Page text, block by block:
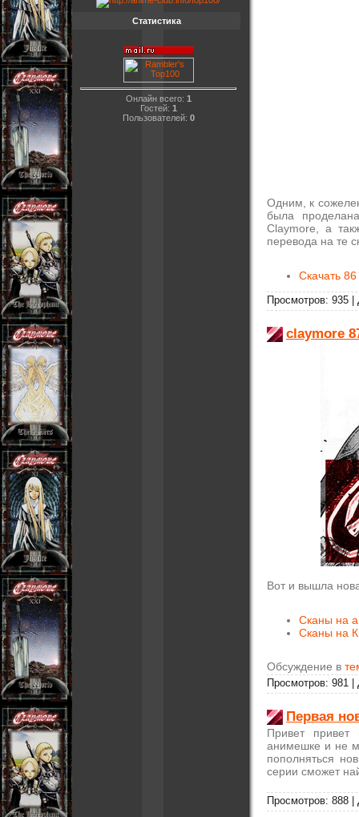
Одним, к
была
Claymore, а
перевода на те
Скачать
Просмотров: 935
claymore
Вот и вышла
Сканы на
Сканы на
Обсуждение в
Просмотров: 981
Первая
Привет
анимешке и не
пополняться
серии сможет
Просмотров: 888
Статистика
Онлайн всего: 1
Гостей: 1
Пользователей: 0